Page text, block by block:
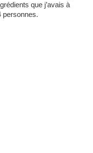
que j’avais à
personnes.